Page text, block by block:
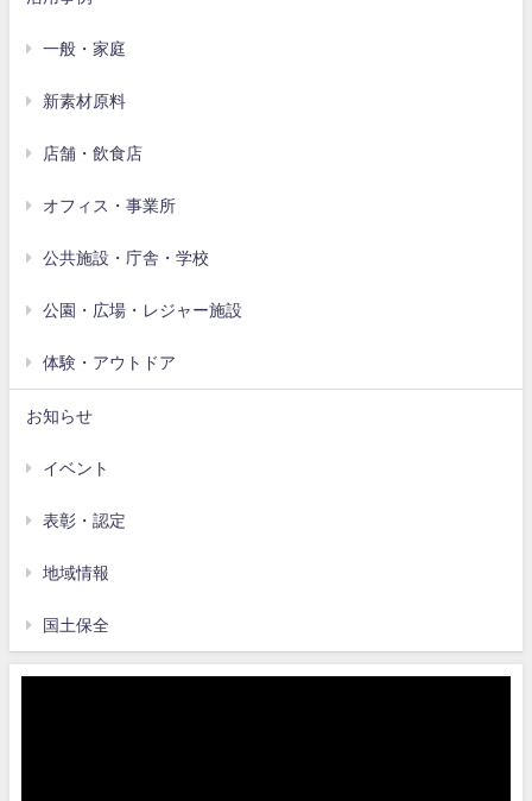
一般・家庭
新素材原料
店舗・飲食店
オフィス・事業所
公共施設・庁舎・学校
公園・広場・レジャー施設
体験・アウトドア
お知らせ
イベント
表彰・認定
地域情報
国土保全